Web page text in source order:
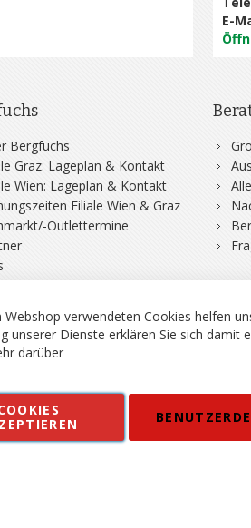
E-
Bergfuchs
Graz: Lageplan & Kontakt
Wien: Lageplan & Kontakt
Filiale Wien & Graz
Outlettermine
Kontakt AGB
in EUR, Angebot solange Vorrat
Webshop verwendeten Cookies helfen
unserer Dienste erklären Sie sich damit
darüber